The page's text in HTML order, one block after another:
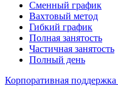
Сменный график
Вахтовый метод
Гибкий график
Полная занятость
Частичная занятость
Полный день
Корпоративная поддержка